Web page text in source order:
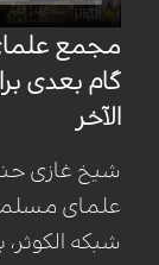
مجمع
گام بعدی
الآخر
شیخ غازی
علمای
شبکه